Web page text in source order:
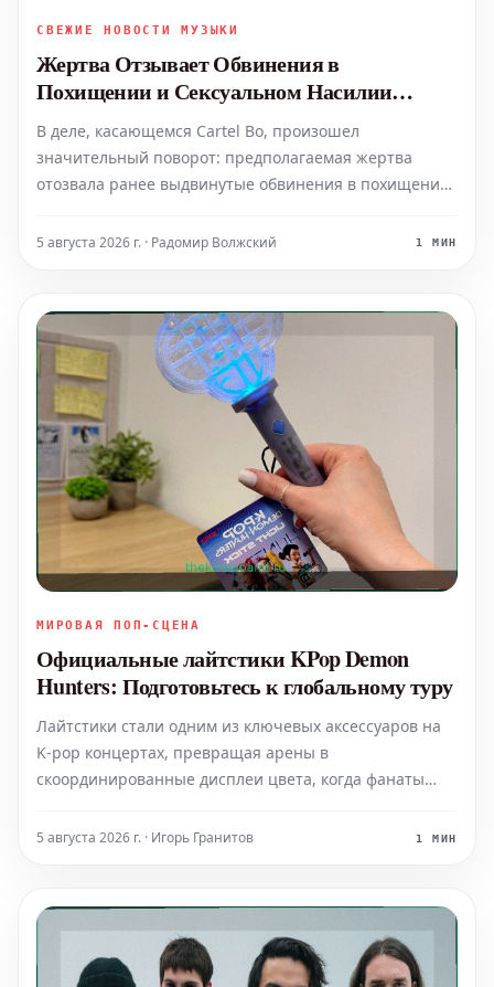
СВЕЖИЕ НОВОСТИ МУЗЫКИ
Жертва Отзывает Обвинения в
Похищении и Сексуальном Насилии
Против Cartel Bo
В деле, касающемся Cartel Bo, произошел
значительный поворот: предполагаемая жертва
отозвала ранее выдвинутые обвинения в похищении
проливает новый свет на ход расследования.
5 августа 2026 г. · Радомир Волжский 1 МИН
МИРОВАЯ ПОП-СЦЕНА
Официальные лайтстики KPop Demon
Hunters: Подготовьтесь к глобальному туру
Лайтстики стали одним из ключевых аксессуаров на
K-pop концертах, превращая арены в
скоординированные дисплеи цвета, когда фанаты
анонсом глобального концертного тура KPop Demon
5 августа 2026 г. · Игорь Гранитов 1 МИН